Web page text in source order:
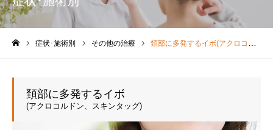
症状･施術別 その他の治療 頚部に多発するイボ(アクロコルドン、スキンタッグ)
頚部に多発するイボ
(アクロコルドン、スキンタッグ)